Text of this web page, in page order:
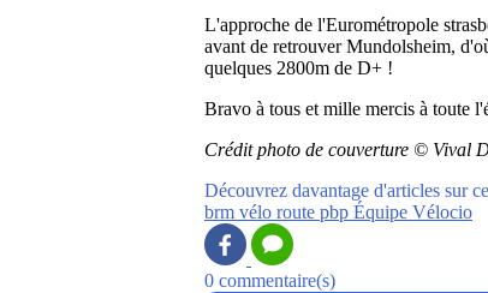
L'approche de l'Eurométropole
avant de retrouver Mundolsheim,
quelques 2800m de D+ !
Bravo à tous et mille mercis à toute
Crédit photo de couverture © Vival
Découvrez davantage d'articles sur
brm vélo route pbp Équipe Vélocio
0 commentaire(s)